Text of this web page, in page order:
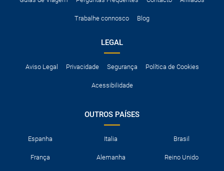
Trabalhe connosco Blog
LEGAL
Aviso Legal Privacidade Segurança Política de Cookies
Acessibilidade
OUTROS PAÍSES
Espanha Italia Brasil
França Alemanha Reino Unido